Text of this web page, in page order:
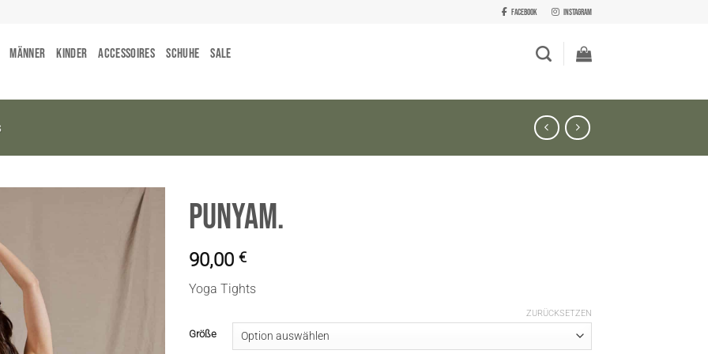
Facebook Instagram
Männer Kinder Accessoires Schuhe Sale
PunyaM.
90,00 €
Yoga Tights
Größe
ZURÜCKSETZEN